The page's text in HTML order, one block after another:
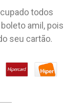
todos
amil, pois
seu cartão.